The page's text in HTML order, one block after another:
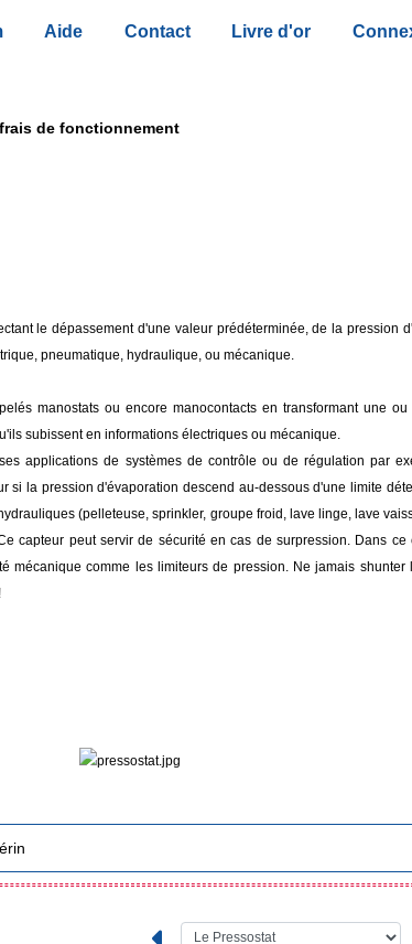
Aide Contact Livre d'or
de fonctionnement
le dépassement d'une valeur prédéterminée, de la pression
pneumatique, hydraulique, ou mécanique.
manostats ou encore manocontacts en transformant une ou
subissent en informations électriques ou mécanique.
applications de systèmes de contrôle ou de régulation par
si la pression d'évaporation descend au-dessous d'une limite
(pelleteuse, sprinkler, groupe froid, lave linge, lave
capteur peut servir de sécurité en cas de surpression. Dans ce
mécanique comme les limiteurs de pression. Ne jamais shunter